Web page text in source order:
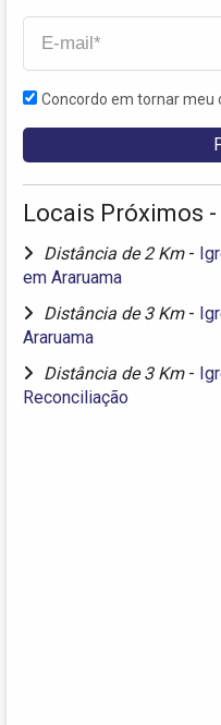
Concordo em tornar meu
Locais Próximos -
Distância de 2 Km -
em Araruama
Distância de 3 Km -
Araruama
Distância de 3 Km -
Reconciliação